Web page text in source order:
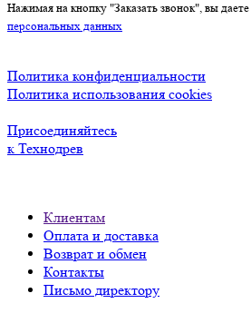
Нажимая на кнопку "Заказать звонок", вы
персональных данных
Политика конфиденциальности
Политика использования cookies
Присоединяйтесь
к Технодрев
Клиентам
Оплата и доставка
Возврат и обмен
Контакты
Письмо директору